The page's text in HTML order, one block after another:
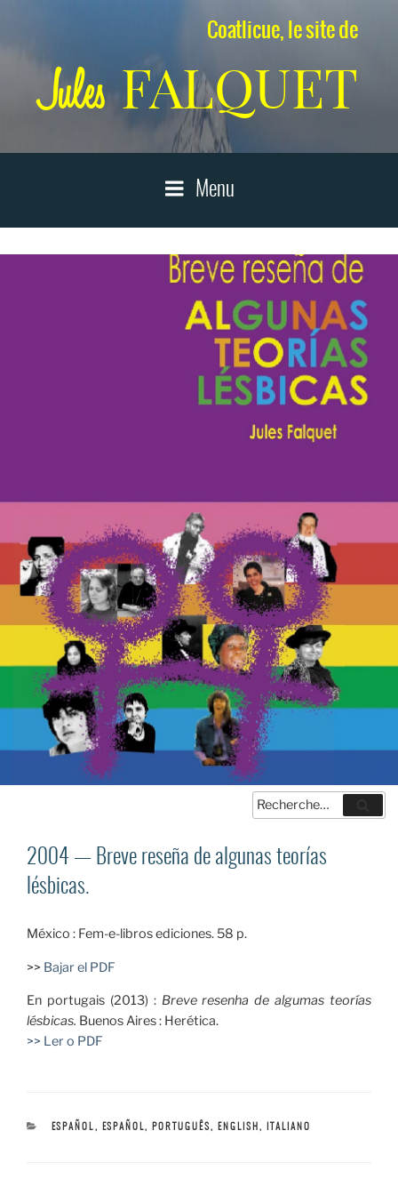
Coatlicue, le site de
Jules FALQUET
Menu
Recherche
pour
2004 — Breve reseña de algunas teorías
lésbicas.
México : Fem-e-libros ediciones. 58 p.
>> Bajar el PDF
En portugais (2013) : Breve resenha de algumas teorías
lésbicas. Buenos Aires : Herética.
>> Ler o PDF
CATÉGORIES
ESPAÑOL, ESPAÑOL, PORTUGUÊS, ENGLISH, ITALIANO